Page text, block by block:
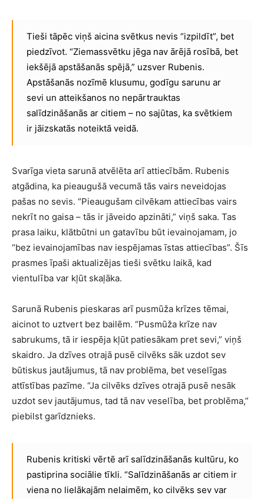
Tieši tāpēc viņš aicina svētkus nevis “izpildīt”, bet
piedzīvot. “Ziemassvētku jēga nav ārējā rosībā, bet
iekšējā apstāšanās spējā,” uzsver Rubenis.
Apstāšanās nozīmē klusumu, godīgu sarunu ar
sevi un atteikšanos no nepārtrauktas
salīdzināšanās ar citiem – no sajūtas, ka svētkiem
ir jāizskatās noteiktā veidā.
Svarīga vieta sarunā atvēlēta arī attiecībām. Rubenis
atgādina, ka pieaugušā vecumā tās vairs neveidojas
pašas no sevis. “Pieaugušam cilvēkam attiecības vairs
nekrīt no gaisa – tās ir jāveido apzināti,” viņš saka. Tas
prasa laiku, klātbūtni un gatavību būt ievainojamam, jo
“bez ievainojamības nav iespējamas īstas attiecības”. Šīs
prasmes īpaši aktualizējas tieši svētku laikā, kad
vientulība var kļūt skaļāka.
Sarunā Rubenis pieskaras arī pusmūža krīzes tēmai,
aicinot to uztvert bez bailēm. “Pusmūža krīze nav
sabrukums, tā ir iespēja kļūt patiesākam pret sevi,” viņš
skaidro. Ja dzīves otrajā pusē cilvēks sāk uzdot sev
būtiskus jautājumus, tā nav problēma, bet veselīgas
attīstības pazīme. “Ja cilvēks dzīves otrajā pusē nesāk
uzdot sev jautājumus, tad tā nav veselība, bet problēma,”
piebilst garīdznieks.
Rubenis kritiski vērtē arī salīdzināšanās kultūru, ko
pastiprina sociālie tīkli. “Salīdzināšanās ar citiem ir
viena no lielākajām nelaimēm, ko cilvēks sev var